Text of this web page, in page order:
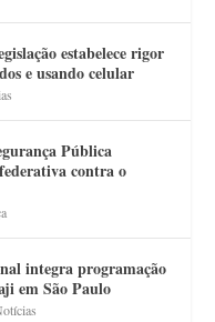
estabelece rigor
e usando celular
Pública
contra o
integra programação
em São Paulo